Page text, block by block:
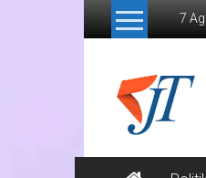
Lompat
7
Kabar
Jawa
Timur